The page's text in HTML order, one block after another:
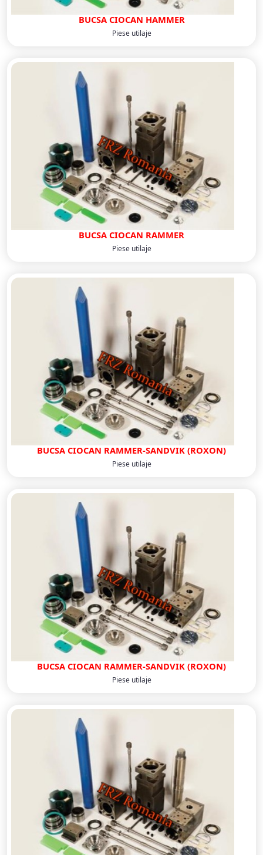
BUCSA CIOCAN HAMMER
Piese utilaje
BUCSA CIOCAN RAMMER
Piese utilaje
BUCSA CIOCAN RAMMER-SANDVIK (ROXON)
Piese utilaje
BUCSA CIOCAN RAMMER-SANDVIK (ROXON)
Piese utilaje